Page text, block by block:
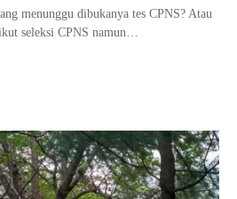
menunggu dibukanya tes CPNS? Atau
seleksi CPNS namun…